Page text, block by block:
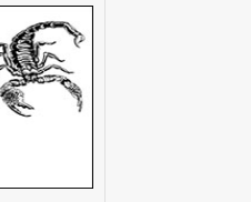
Vitae Academia Biomédica
Digital
Proyecto ECHO-UCV
SanaSana, Salud para todos
Serpientes de Venezuela